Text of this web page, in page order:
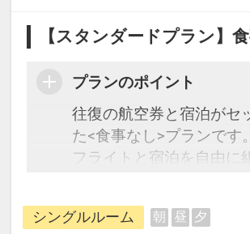
【スタンダードプラン】
プランのポイント
往復の航空券と宿泊がセ
た<食事なし>プランです。
フライトと宿泊を自由に
ら、一都市滞在はもちろ
にも最適！
シングルルーム 朝 昼 夕